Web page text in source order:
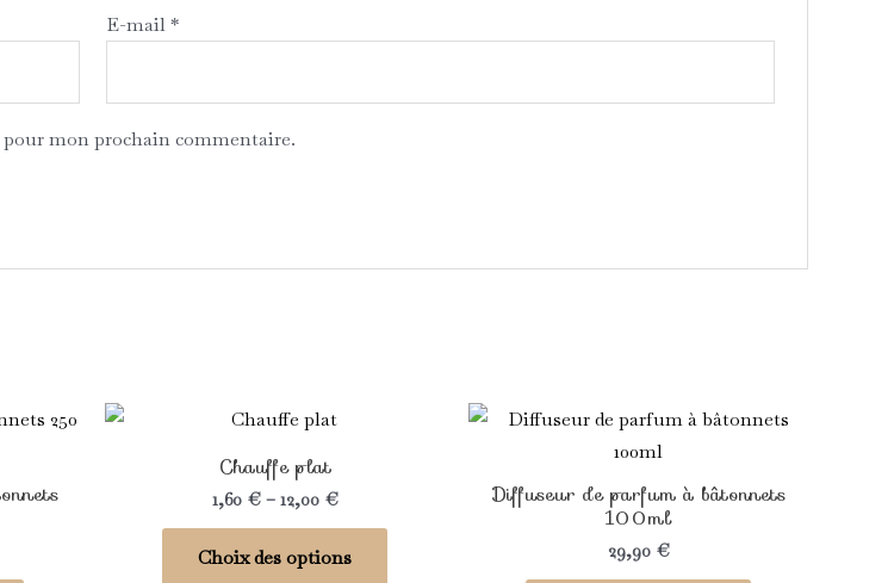
E-mail*
mon prochain commentaire.
Ce
Chauffe plat
1,60 €– 12,00 €
Choix des options
Diffuseur de parfum à bâtonnets
100ml
29,90 €
Ce